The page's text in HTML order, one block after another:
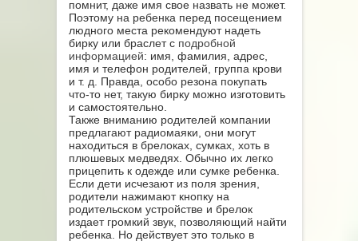
помнит, даже имя свое назвать не может.
Поэтому на ребенка перед посещением
людного места рекомендуют надеть
бирку или браслет с подробной
информацией: имя, фамилия, адрес,
имя и телефон родителей, группа крови
и т. д. Правда, особо резона покупать
что-то нет, такую бирку можно изготовить
и самостоятельно.
Также вниманию родителей компании
предлагают радиомаяки, они могут
находиться в брелоках, сумках, хоть в
плюшевых медведях. Обычно их легко
прицепить к одежде или сумке ребенка.
Если дети исчезают из поля зрения,
родители нажимают кнопку на
родительском устройстве и брелок
издает громкий звук, позволяющий найти
ребенка. Но действует это только в